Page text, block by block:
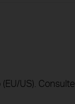
US). Consulte